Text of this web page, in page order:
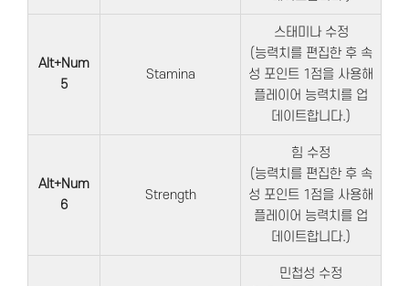
Alt+Num
5
Stamina
스태미나 수정
(능력치를 편집한 후 속
성 포인트 1점을 사용해
플레이어 능력치를 업
데이트합니다.)
Alt+Num
6
Strength
힘 수정
(능력치를 편집한 후 속
성 포인트 1점을 사용해
플레이어 능력치를 업
데이트합니다.)
민첩성 수정